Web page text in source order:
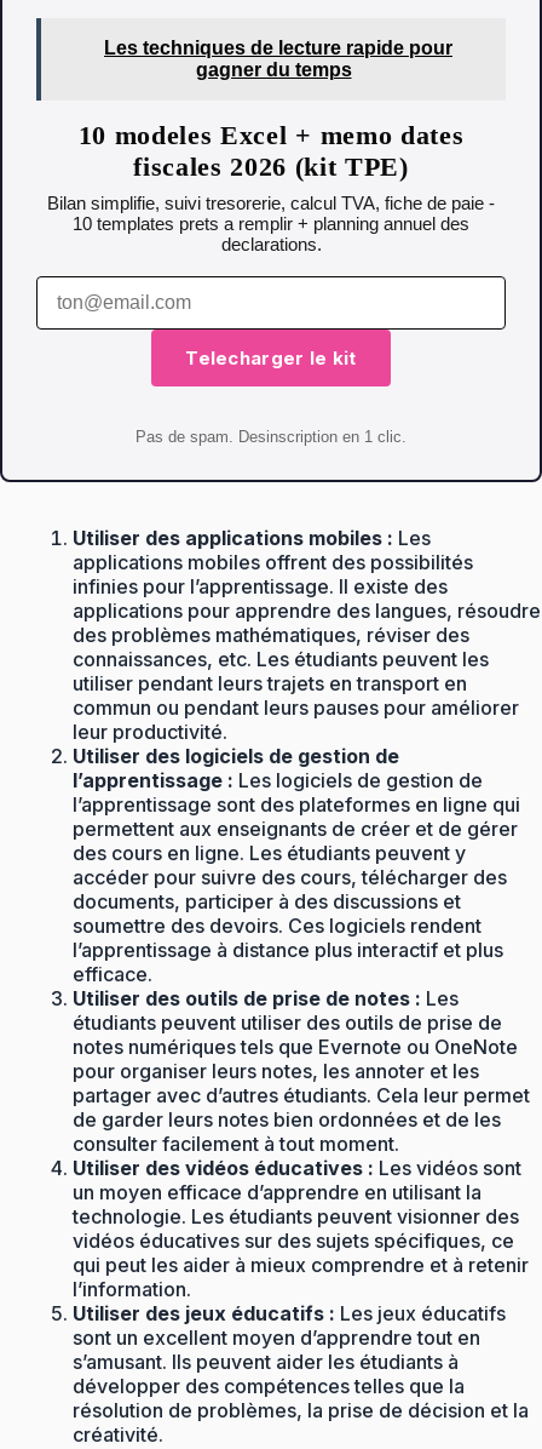
Les techniques de lecture rapide pour
gagner du temps
10 modeles Excel + memo dates
fiscales 2026 (kit TPE)
Bilan simplifie, suivi tresorerie, calcul TVA, fiche de paie -
10 templates prets a remplir + planning annuel des
declarations.
Telecharger le kit
Pas de spam. Desinscription en 1 clic.
Utiliser des applications mobiles : Les
applications mobiles offrent des possibilités
infinies pour l’apprentissage. Il existe des
applications pour apprendre des langues, résoudre
des problèmes mathématiques, réviser des
connaissances, etc. Les étudiants peuvent les
utiliser pendant leurs trajets en transport en
commun ou pendant leurs pauses pour améliorer
leur productivité.
Utiliser des logiciels de gestion de
l’apprentissage : Les logiciels de gestion de
l’apprentissage sont des plateformes en ligne qui
permettent aux enseignants de créer et de gérer
des cours en ligne. Les étudiants peuvent y
accéder pour suivre des cours, télécharger des
documents, participer à des discussions et
soumettre des devoirs. Ces logiciels rendent
l’apprentissage à distance plus interactif et plus
efficace.
Utiliser des outils de prise de notes : Les
étudiants peuvent utiliser des outils de prise de
notes numériques tels que Evernote ou OneNote
pour organiser leurs notes, les annoter et les
partager avec d’autres étudiants. Cela leur permet
de garder leurs notes bien ordonnées et de les
consulter facilement à tout moment.
Utiliser des vidéos éducatives : Les vidéos sont
un moyen efficace d’apprendre en utilisant la
technologie. Les étudiants peuvent visionner des
vidéos éducatives sur des sujets spécifiques, ce
qui peut les aider à mieux comprendre et à retenir
l’information.
Utiliser des jeux éducatifs : Les jeux éducatifs
sont un excellent moyen d’apprendre tout en
s’amusant. Ils peuvent aider les étudiants à
développer des compétences telles que la
résolution de problèmes, la prise de décision et la
créativité.